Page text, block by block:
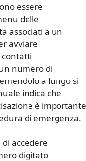
essere
delle
associati a un
avviare
contatti
numero di
a lungo si
indica che
è importante
di emergenza.
accedere
digitato